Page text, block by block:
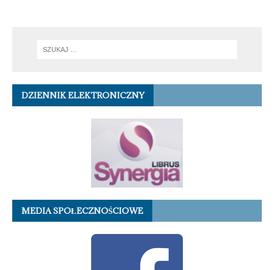
DZIENNIK ELEKTRONICZNY
MEDIA SPOŁECZNOŚCIOWE